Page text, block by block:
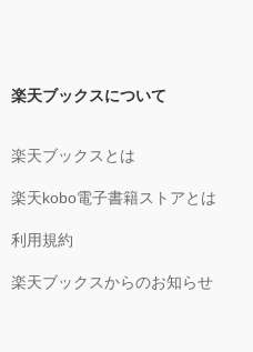
楽天ブックスについて
楽天ブックスとは
楽天kobo電子書籍ストアとは
利用規約
楽天ブックスからのお知らせ